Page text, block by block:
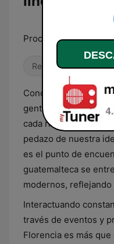
Proclamando el amor
Religioso &
Conocida
gente', Radio
cada rincón de
pedazo de nuestra
es el punto de
guatemalteca se
modernos,
Interactuando
través de eventos y
Florencia es más